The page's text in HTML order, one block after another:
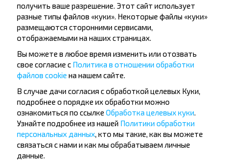
Популярные автобусные
направления
Орша - Могилёв
Минск - Несвиж
Минск - Могилёв
Минск - Пинск
Минск - Брест
Минск - Гомель
Минск - Барановичи
Гомель - Минск
Брест - Тересполь
Брест - Беловежская Пуща
Брест - Минск
получить ваше разрешение. Этот сайт использует
разные типы файлов «куки». Некоторые файлы «куки»
размещаются сторонними сервисами,
отображаемыми на наших страницах.
Вы можете в любое время изменить или отозвать
свое согласие с Политика в отношении обработки
файлов cookie на нашем сайте.
В случае дачи согласия с обработкой целевых Куки,
подробнее о порядке их обработки можно
ознакомиться по ссылке Обработка целевых куки.
Узнайте подробнее из нашей Политики обработки
персональных данных, кто мы такие, как вы можете
связаться с нами и как мы обрабатываем личные
данные.